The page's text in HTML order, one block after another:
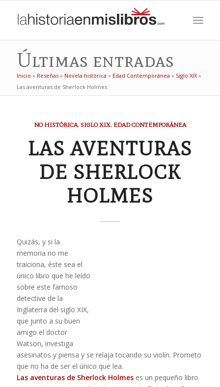
Últimas entradas
Inicio » Reseñas» Novela histórica » Edad Contemporánea » Siglo XIX»
Las aventuras de Sherlock Holmes
NO HISTÓRICA, SIGLO XIX, EDAD CONTEMPORÁNEA
LAS AVENTURAS
DE SHERLOCK
HOLMES
Quizás, y si la
memoria no me
traiciona, éste sea el
único libro que he leído
sobre este famoso
detective de la
Inglaterra del siglo XIX,
que junto a su buen
amigo el doctor
Watson, investiga
asesinatos y piensa y se relaja tocando su violín. Prometo
que no ha de ser el único que lea.
Las aventuras de Sherlock Holmeses un pequeño libro